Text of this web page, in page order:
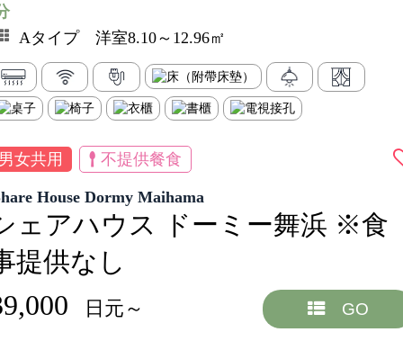
Aタイプ 洋室8.10～12.96㎡
女共用 不提供餐食
House Dormy Maihama
ェアハウス ドーミー舞浜 ※食
提供なし
日元～ GO